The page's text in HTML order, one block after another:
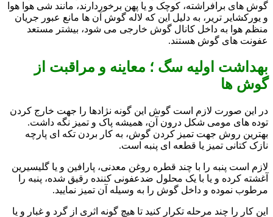
گوش های برافراشته، کوچک و یا پهن برخوردارند، مانند شی هوا هوا
و یورکشایر تریر، به دلیل این که لاله گوش آن ها مانع عبور جریان
منظم هوا به داخل کانال گوش خارجی می شود، بیشتر مستعد
عفونت های گوش هستند.
بهداشت اولیه سگ ؛ معاینه و مراقبت از
گوش ها
در این صورت لازم است گوش این گونه نژادها را جهت خارج کردن
توده های مومی شکل درون آن، همیشه پاک و تمیز نگه داشت.
بهترین روش جهت تمیز کردن گوش، به کار بردن تکه ای پارچه
نازک کتانی تمیز یا قطعه ای پنبه است.
لازم است پنبه را با چند قطره روغن معدنی، پارافین و یا گلیسیرین
آغشته کرده و یا با یک محلول ضدعفونی کننده رقیق شده، پنبه را
مرطوب نموده و داخل گوش را به وسیله آن تمیز نمایید.
این کار را چند مرحله تکرار کنید تا هیچ گونه اثری از گرد و غبار و یا